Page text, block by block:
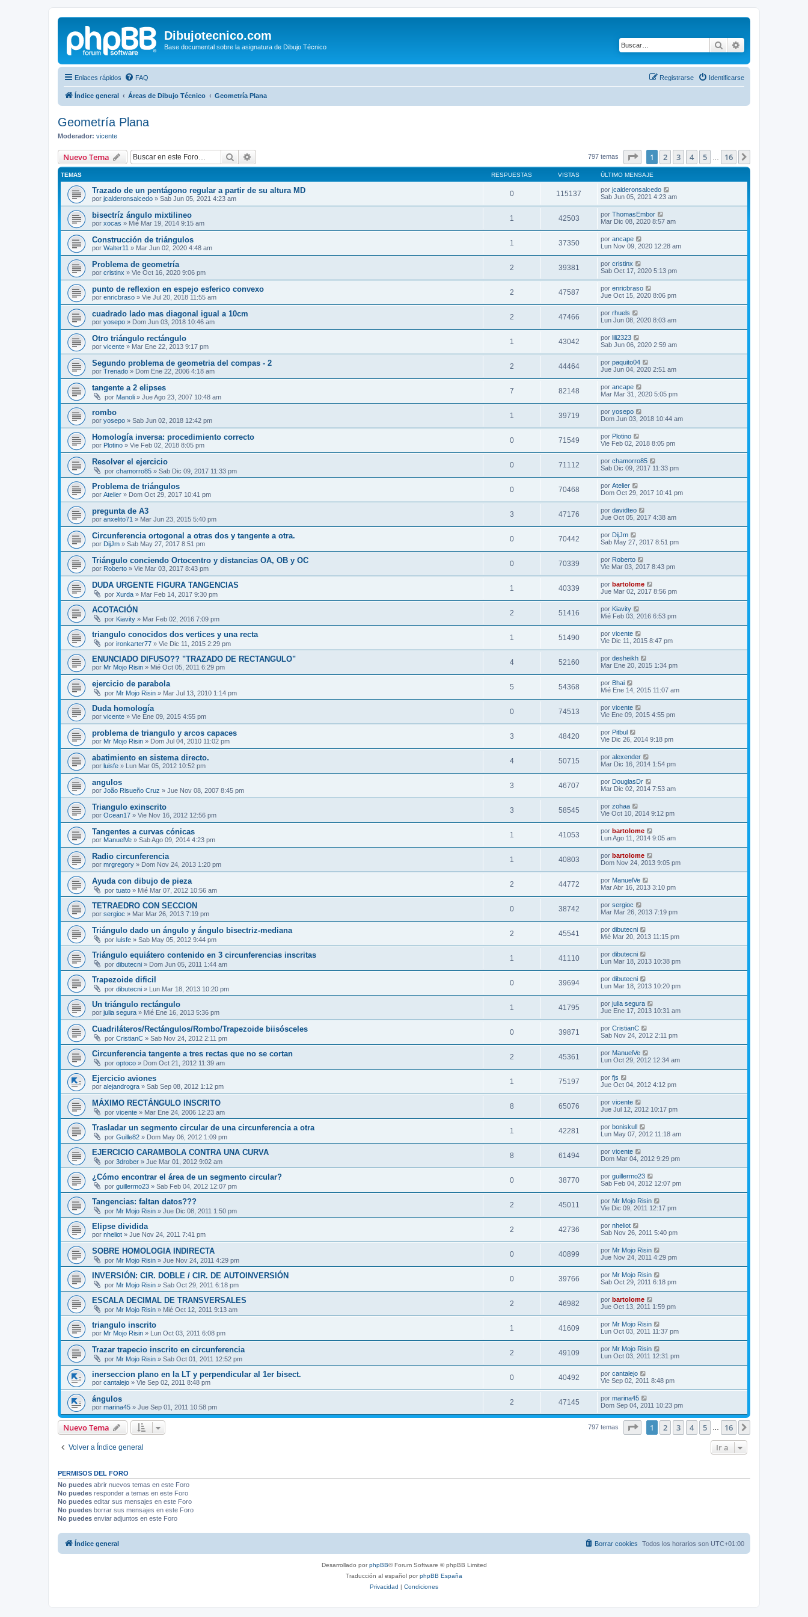
Dibujotecnico.com
Base documental sobre la asignatura de Dibujo Técnico Buscar
Enlaces rápidos FAQ Identificarse
Registrarse
Índice general Áreas de Dibujo Técnico Geometría Plana
Geometría Plana
Moderador: vicente
Nuevo Tema Buscar 797 temas Página1 de 16
1 2 3 4 5 16
TEMAS RESPUESTAS VISTAS ÚLTIMO MENSAJE
Trazado de un pentágono regular a partir de su altura MD
por jcalderonsalcedo » Sab Jun 05, 2021 4:23 am
0 115137 por jcalderonsalcedo
Sab Jun 05, 2021 4:23 am
bisectríz ángulo mixtilineo
por xocas » Mié Mar 19, 2014 9:15 am
1 42503 por ThomasEmbor
Mar Dic 08, 2020 8:57 am
Construcción de triángulos
por Walter11 » Mar Jun 02, 2020 4:48 am
1 37350 por ancape
Lun Nov 09, 2020 12:28 am
Problema de geometría
por cristinx » Vie Oct 16, 2020 9:06 pm
2 39381 por cristinx
Sab Oct 17, 2020 5:13 pm
punto de reflexion en espejo esferico convexo
por enricbraso » Vie Jul 20, 2018 11:55 am
2 47587 por enricbraso
Jue Oct 15, 2020 8:06 pm
cuadrado lado mas diagonal igual a 10cm
por yosepo » Dom Jun 03, 2018 10:46 am
2 47466 por rhuels
Lun Jun 08, 2020 8:03 am
Otro triángulo rectángulo
por vicente » Mar Ene 22, 2013 9:17 pm
1 43042 por lili2323
Sab Jun 06, 2020 2:59 am
Segundo problema de geometria del compas - 2
por Trenado » Dom Ene 22, 2006 4:18 am
2 44464 por paquito04
Jue Jun 04, 2020 2:51 am
tangente a 2 elipses
por Manoli » Jue Ago 23, 2007 10:48 am
7 82148 por ancape
Mar Mar 31, 2020 5:05 pm
rombo
por yosepo » Sab Jun 02, 2018 12:42 pm
1 39719 por yosepo
Dom Jun 03, 2018 10:44 am
Homología inversa: procedimiento correcto
por Plotino » Vie Feb 02, 2018 8:05 pm
0 71549 por Plotino
Vie Feb 02, 2018 8:05 pm
Resolver el ejercicio
por chamorro85 » Sab Dic 09, 2017 11:33 pm
0 71112 por chamorro85
Sab Dic 09, 2017 11:33 pm
Problema de triángulos
por Atelier » Dom Oct 29, 2017 10:41 pm
0 70468 por Atelier
Dom Oct 29, 2017 10:41 pm
pregunta de A3
por anxelito71 » Mar Jun 23, 2015 5:40 pm
3 47176 por davidteo
Jue Oct 05, 2017 4:38 am
Circunferencia ortogonal a otras dos y tangente a otra.
por DijJm » Sab May 27, 2017 8:51 pm
0 70442 por DijJm
Sab May 27, 2017 8:51 pm
Triángulo conciendo Ortocentro y distancias OA, OB y OC
por Roberto » Vie Mar 03, 2017 8:43 pm
0 70339 por Roberto
Vie Mar 03, 2017 8:43 pm
DUDA URGENTE FIGURA TANGENCIAS
por Xurda » Mar Feb 14, 2017 9:30 pm
1 40339 por bartolome
Jue Mar 02, 2017 8:56 pm
ACOTACIÓN
por Kiavity » Mar Feb 02, 2016 7:09 pm
2 51416 por Kiavity
Mié Feb 03, 2016 6:53 pm
triangulo conocidos dos vertices y una recta
por ironkarter77 » Vie Dic 11, 2015 2:29 pm
1 51490 por vicente
Vie Dic 11, 2015 8:47 pm
ENUNCIADO DIFUSO?? "TRAZADO DE RECTANGULO"
por Mr Mojo Risin » Mié Oct 05, 2011 6:29 pm
4 52160 por desheikh
Mar Ene 20, 2015 1:34 pm
ejercicio de parabola
por Mr Mojo Risin » Mar Jul 13, 2010 1:14 pm
5 54368 por Bhai
Mié Ene 14, 2015 11:07 am
Duda homología
por vicente » Vie Ene 09, 2015 4:55 pm
0 74513 por vicente
Vie Ene 09, 2015 4:55 pm
problema de triangulo y arcos capaces
por Mr Mojo Risin » Dom Jul 04, 2010 11:02 pm
3 48420 por Pitbul
Vie Dic 26, 2014 9:18 pm
abatimiento en sistema directo.
por luisfe » Lun Mar 05, 2012 10:52 pm
4 50715 por alexender
Mar Dic 16, 2014 1:54 pm
angulos
por João Risueño Cruz » Jue Nov 08, 2007 8:45 pm
3 46707 por DouglasDr
Mar Dic 02, 2014 7:53 am
Triangulo exinscrito
por Ocean17 » Vie Nov 16, 2012 12:56 pm
3 58545 por zohaa
Vie Oct 10, 2014 9:12 pm
Tangentes a curvas cónicas
por ManuelVe » Sab Ago 09, 2014 4:23 pm
1 41053 por bartolome
Lun Ago 11, 2014 9:05 am
Radio circunferencia
por mrgregory » Dom Nov 24, 2013 1:20 pm
1 40803 por bartolome
Dom Nov 24, 2013 9:05 pm
Ayuda con dibujo de pieza
por tuato » Mié Mar 07, 2012 10:56 am
2 44772 por ManuelVe
Mar Abr 16, 2013 3:10 pm
TETRAEDRO CON SECCION
por sergioc » Mar Mar 26, 2013 7:19 pm
0 38742 por sergioc
Mar Mar 26, 2013 7:19 pm
Triángulo dado un ángulo y ángulo bisectriz-mediana
por luisfe » Sab May 05, 2012 9:44 pm
2 45541 por dibutecni
Mié Mar 20, 2013 11:15 pm
Triángulo equiátero contenido en 3 circunferencias inscritas
por dibutecni » Dom Jun 05, 2011 1:44 am
1 41110 por dibutecni
Lun Mar 18, 2013 10:38 pm
Trapezoide dificil
por dibutecni » Lun Mar 18, 2013 10:20 pm
0 39694 por dibutecni
Lun Mar 18, 2013 10:20 pm
Un triángulo rectángulo
por julia segura » Mié Ene 16, 2013 5:36 pm
1 41795 por julia segura
Jue Ene 17, 2013 10:31 am
Cuadriláteros/Rectángulos/Rombo/Trapezoide biisósceles
por CristianC » Sab Nov 24, 2012 2:11 pm
0 39871 por CristianC
Sab Nov 24, 2012 2:11 pm
Circunferencia tangente a tres rectas que no se cortan
por optoco » Dom Oct 21, 2012 11:39 am
2 45361 por ManuelVe
Lun Oct 29, 2012 12:34 am
Ejercicio aviones
por alejandrogra » Sab Sep 08, 2012 1:12 pm
1 75197 por fjs
Jue Oct 04, 2012 4:12 pm
MÁXIMO RECTÁNGULO INSCRITO
por vicente » Mar Ene 24, 2006 12:23 am
8 65076 por vicente
Jue Jul 12, 2012 10:17 pm
Trasladar un segmento circular de una circunferencia a otra
por Guille82 » Dom May 06, 2012 1:09 pm
1 42281 por boniskull
Lun May 07, 2012 11:18 am
EJERCICIO CARAMBOLA CONTRA UNA CURVA
por 3drober » Jue Mar 01, 2012 9:02 am
8 61494 por vicente
Dom Mar 04, 2012 9:29 pm
¿Cómo encontrar el área de un segmento circular?
por guillermo23 » Sab Feb 04, 2012 12:07 pm
0 38770 por guillermo23
Sab Feb 04, 2012 12:07 pm
Tangencias: faltan datos???
por Mr Mojo Risin » Jue Dic 08, 2011 1:50 pm
2 45011 por Mr Mojo Risin
Vie Dic 09, 2011 12:17 pm
Elipse dividida
por nheliot » Jue Nov 24, 2011 7:41 pm
2 42736 por nheliot
Sab Nov 26, 2011 5:40 pm
SOBRE HOMOLOGIA INDIRECTA
por Mr Mojo Risin » Jue Nov 24, 2011 4:29 pm
0 40899 por Mr Mojo Risin
Jue Nov 24, 2011 4:29 pm
INVERSIÓN: CIR. DOBLE / CIR. DE AUTOINVERSIÓN
por Mr Mojo Risin » Sab Oct 29, 2011 6:18 pm
0 39766 por Mr Mojo Risin
Sab Oct 29, 2011 6:18 pm
ESCALA DECIMAL DE TRANSVERSALES
por Mr Mojo Risin » Mié Oct 12, 2011 9:13 am
2 46982 por bartolome
Jue Oct 13, 2011 1:59 pm
triangulo inscrito
por Mr Mojo Risin » Lun Oct 03, 2011 6:08 pm
1 41609 por Mr Mojo Risin
Lun Oct 03, 2011 11:37 pm
Trazar trapecio inscrito en circunferencia
por Mr Mojo Risin » Sab Oct 01, 2011 12:52 pm
2 49109 por Mr Mojo Risin
Lun Oct 03, 2011 12:31 pm
inerseccion plano en la LT y perpendicular al 1er bisect.
por cantalejo » Vie Sep 02, 2011 8:48 pm
0 40492 por cantalejo
Vie Sep 02, 2011 8:48 pm
ángulos
por marina45 » Jue Sep 01, 2011 10:58 pm
2 47145 por marina45
Dom Sep 04, 2011 10:23 pm
Nuevo Tema 797 temas Página1 de 16
1 2 3 4 5 16
Volver a Índice general Ir a
PERMISOS DEL FORO
No puedes abrir nuevos temas en este Foro
No puedes responder a temas en este Foro
No puedes editar sus mensajes en este Foro
No puedes borrar sus mensajes en este Foro
No puedes enviar adjuntos en este Foro
Índice general Todos los horarios son UTC+01:00
Borrar cookies
Desarrollado porphpBB® Forum Software © phpBB Limited
Traducción al español porphpBB España
Privacidad | Condiciones